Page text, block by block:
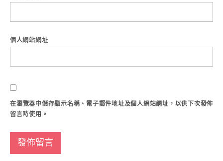
個人網站網址
在瀏覽器中儲存顯示名稱、電子郵件地址及個人網站網址，以供下次發佈
留言時使用。